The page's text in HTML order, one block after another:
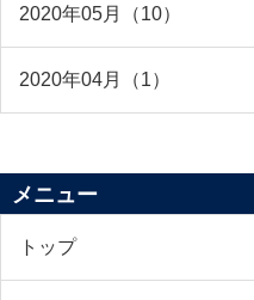
2020年05月（10）
2020年04月（1）
メニュー
トップ